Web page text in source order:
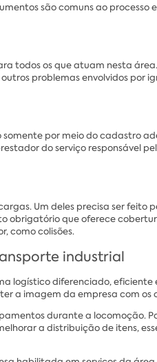
são comuns ao processo
todos os que atuam nesta
problemas envolvidos por
por meio do cadastro
do serviço responsável
Um deles precisa ser
obrigatório que oferece
como colisões.
industrial
logístico diferenciado,
a imagem da empresa com os
durante a locomoção.
a distribuição de itens,